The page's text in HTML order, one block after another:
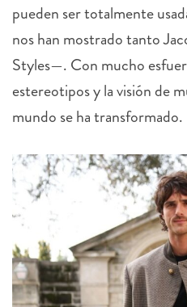
pueden ser totalmente
nos han mostrado tanto
Styles—. Con mucho
estereotipos y la visión de
mundo se ha transformado.